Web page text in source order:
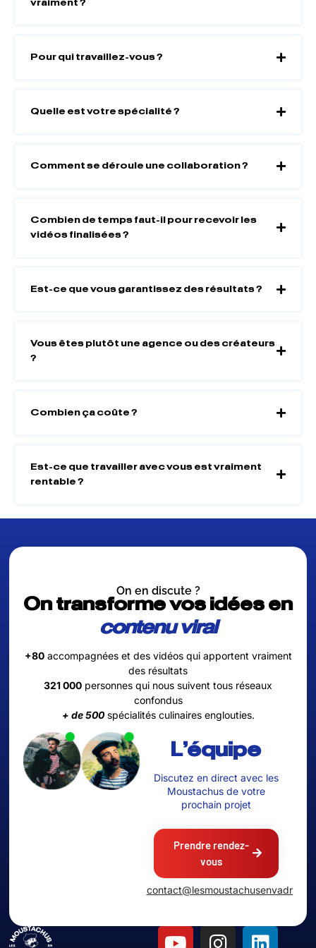
vraiment ?
Pour qui travaillez-vous ?
Quelle est votre spécialité ?
Comment se déroule une collaboration ?
Combien de temps faut-il pour recevoir les
vidéos finalisées ?
Est-ce que vous garantissez des résultats ?
Vous êtes plutôt une agence ou des créateurs
?
Combien ça coûte ?
Est-ce que travailler avec vous est vraiment
rentable ?
On en discute ?
On transforme vos idées en
contenu viral
+80accompagnées et des vidéos qui apportent vraiment
des résultats
321 000 personnes qui nous suivent tous réseaux
confondus
+ de 500spécialités culinaires englouties.
L'équipe
Discutez en direct avec les
Moustachus de votre
prochain projet
Prendre rendez-
vous